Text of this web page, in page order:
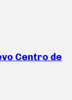
Centro de